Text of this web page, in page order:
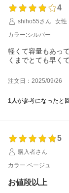
4
shiho55さん
女性
カラー:シルバー
軽くて容量もあっ
くまでとても早く
注文日：2025/09/26
1人が参考になったと
5
購入者さん
カラー:ベージュ
お値段以上